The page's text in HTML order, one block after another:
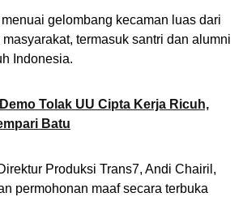
gelombang kecaman luas dari
termasuk santri dan alumni
Indonesia.
Demo Tolak UU Cipta Kerja Ricuh,
Batu
Produksi Trans7, Andi Chairil,
permohonan maaf secara terbuka